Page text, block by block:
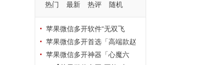
热门 最新 热评 随机
苹果微信多开软件“无双飞
将”深度评测：TF正式码+7天退
换，拍拍卡激活码商城正品保障
苹果微信多开首选「高端款赵
云」：TF正式码+斗战神8073
苹果微信多开神器「心魔六